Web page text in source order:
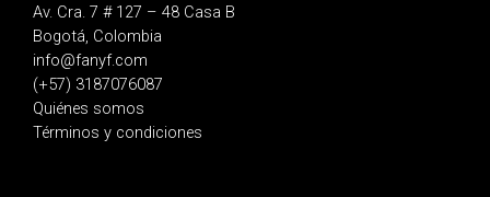
Av. Cra. 7 # 127 – 48 Casa B
Bogotá, Colombia
info@fanyf.com
(+57) 3187076087
Quiénes somos
Términos y condiciones